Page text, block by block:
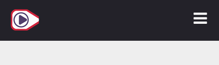
Inhalt
springen